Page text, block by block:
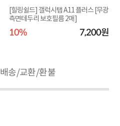
[힐링쉴드] 갤럭시탭 A11 플러스 [무광
측면테두리 보호필름 2매]
10% 7,200원
배송/교환/환불